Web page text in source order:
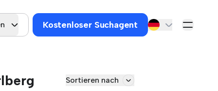
Kostenloser Suchagent
Sortieren nach